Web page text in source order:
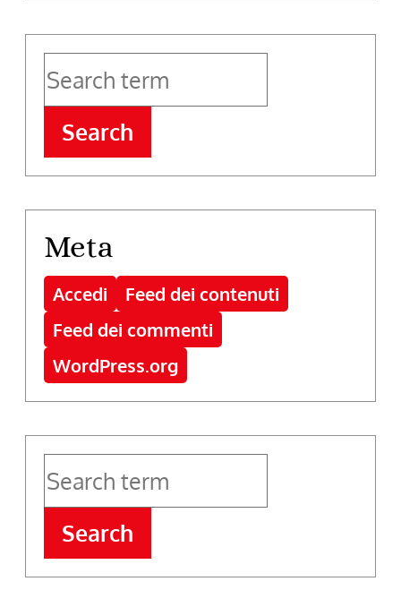
Search
Meta
Accedi
Feed dei contenuti
Feed dei commenti
WordPress.org
Search